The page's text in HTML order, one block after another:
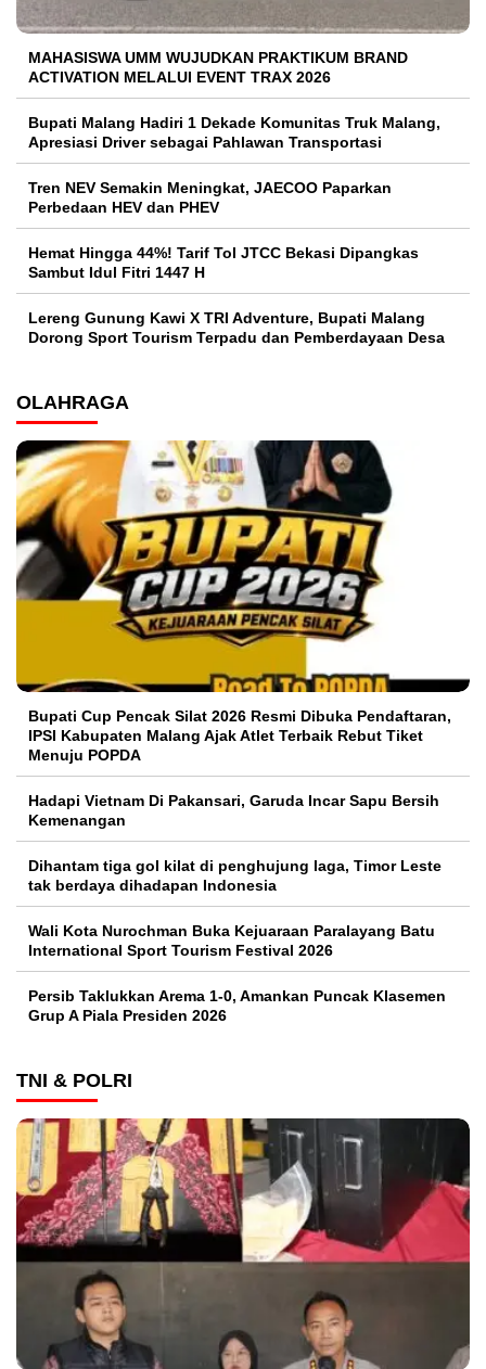
MAHASISWA UMM WUJUDKAN PRAKTIKUM BRAND
ACTIVATION MELALUI EVENT TRAX 2026
Bupati Malang Hadiri 1 Dekade Komunitas Truk Malang,
Apresiasi Driver sebagai Pahlawan Transportasi
Tren NEV Semakin Meningkat, JAECOO Paparkan
Perbedaan HEV dan PHEV
Hemat Hingga 44%! Tarif Tol JTCC Bekasi Dipangkas
Sambut Idul Fitri 1447 H
Lereng Gunung Kawi X TRI Adventure, Bupati Malang
Dorong Sport Tourism Terpadu dan Pemberdayaan Desa
OLAHRAGA
Bupati Cup Pencak Silat 2026 Resmi Dibuka Pendaftaran,
IPSI Kabupaten Malang Ajak Atlet Terbaik Rebut Tiket
Menuju POPDA
Hadapi Vietnam Di Pakansari, Garuda Incar Sapu Bersih
Kemenangan
Dihantam tiga gol kilat di penghujung laga, Timor Leste
tak berdaya dihadapan Indonesia
Wali Kota Nurochman Buka Kejuaraan Paralayang Batu
International Sport Tourism Festival 2026
Persib Taklukkan Arema 1-0, Amankan Puncak Klasemen
Grup A Piala Presiden 2026
TNI & POLRI